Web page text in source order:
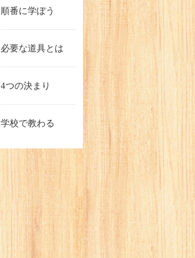
順番に学ぼう
必要な道具とは
4つの決まり
学校で教わる